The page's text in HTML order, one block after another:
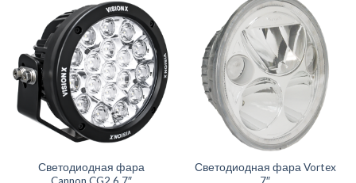
Светодиодная фара
Светодиодная фара Vortex